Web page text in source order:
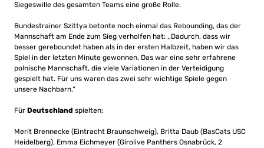
Siegeswille des gesamten Teams eine große Rolle.
Bundestrainer Szittya betonte noch einmal das Rebounding, das der
Mannschaft am Ende zum Sieg verholfen hat: ,,Dadurch, dass wir
besser gereboundet haben als in der ersten Halbzeit, haben wir das
Spiel in der letzten Minute gewonnen. Das war eine sehr erfahrene
polnische Mannschaft, die viele Variationen in der Verteidigung
gespielt hat. Für uns waren das zwei sehr wichtige Spiele gegen
unsere Nachbarn.“
Für Deutschland spielten:
Merit Brennecke (Eintracht Braunschweig), Britta Daub (BasCats USC
Heidelberg), Emma Eichmeyer (Girolive Panthers Osnabrück, 2